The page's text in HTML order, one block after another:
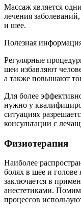
Массаж является
лечения
и шее.
Полезная
Регулярные
шеи избавляют
а также повышают
Для более
нужно у
ситуациях
консультации с
Физиотерапия
Наиболее
болях в шее и голове
заключается в
анестетиками.
процессов